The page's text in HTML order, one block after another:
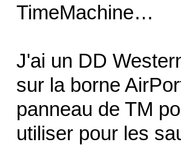
TimeMachine…
J'ai un DD
sur la borne
panneau de TM
utiliser pour les